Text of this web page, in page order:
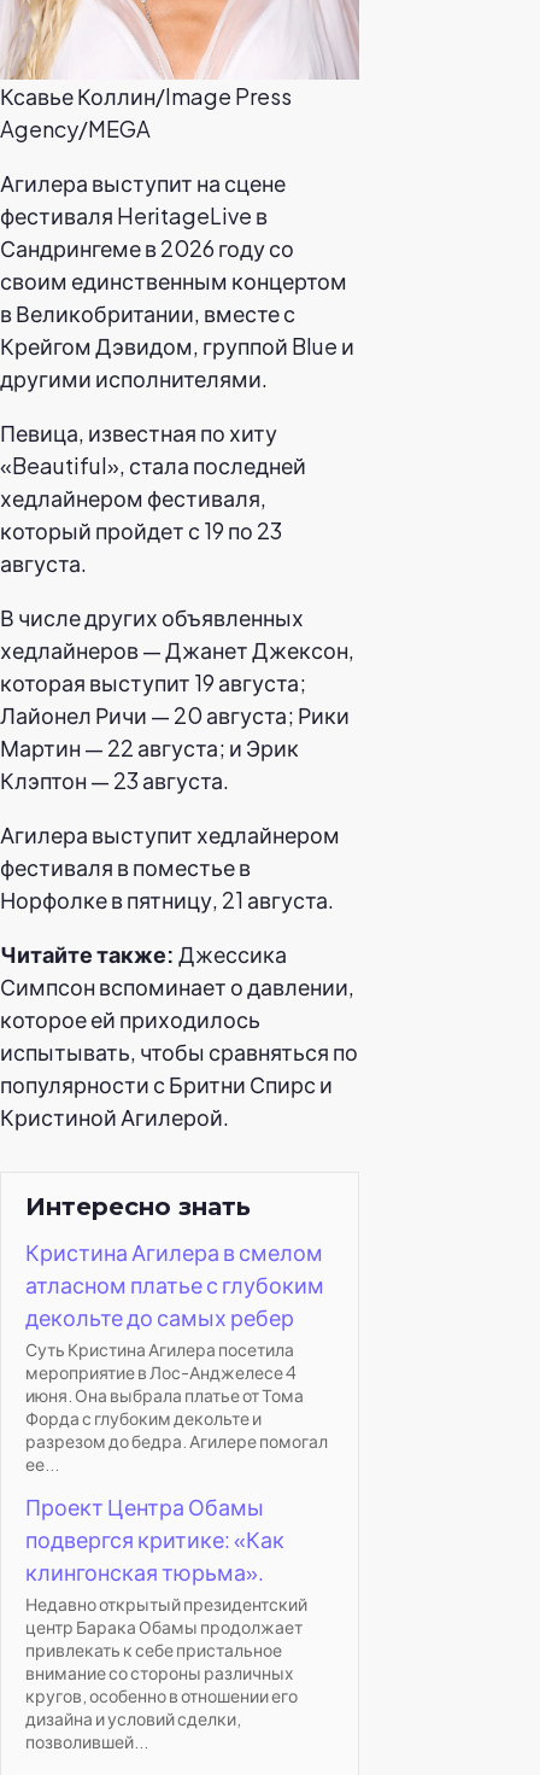
Ксавье Коллин/Image Press
Agency/MEGA
Агилера выступит на сцене
фестиваля HeritageLive в
Сандрингеме в 2026 году со
своим единственным концертом
в Великобритании, вместе с
Крейгом Дэвидом, группой Blue и
другими исполнителями.
Певица, известная по хиту
«Beautiful», стала последней
хедлайнером фестиваля,
который пройдет с 19 по 23
августа.
В числе других объявленных
хедлайнеров — Джанет Джексон,
которая выступит 19 августа;
Лайонел Ричи — 20 августа; Рики
Мартин — 22 августа; и Эрик
Клэптон — 23 августа.
Агилера выступит хедлайнером
фестиваля в поместье в
Норфолке в пятницу, 21 августа.
Читайте также: Джессика
Симпсон вспоминает о давлении,
которое ей приходилось
испытывать, чтобы сравняться по
популярности с Бритни Спирс и
Кристиной Агилерой.
Интересно знать
Кристина Агилера в смелом
атласном платье с глубоким
декольте до самых ребер
Суть Кристина Агилера посетила
мероприятие в Лос-Анджелесе 4
июня. Она выбрала платье от Тома
Форда с глубоким декольте и
разрезом до бедра. Агилере помогал
ее...
Проект Центра Обамы
подвергся критике: «Как
клингонская тюрьма».
Недавно открытый президентский
центр Барака Обамы продолжает
привлекать к себе пристальное
внимание со стороны различных
кругов, особенно в отношении его
дизайна и условий сделки,
позволившей...